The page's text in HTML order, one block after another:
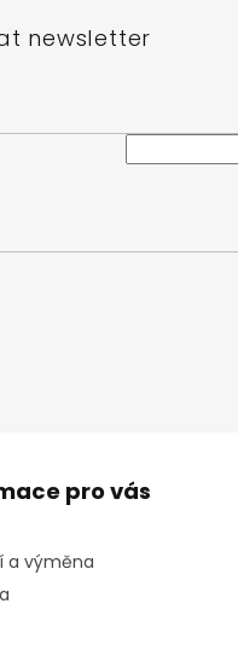
newsletter
pro vás
a výměna